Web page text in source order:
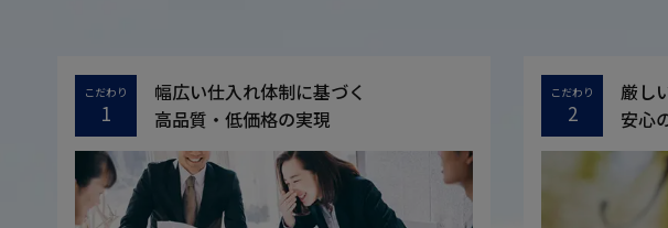
こだわり
1
幅広い仕入れ体制に基づく
高品質・低価格の実現
こだわり
2
厳し
安心